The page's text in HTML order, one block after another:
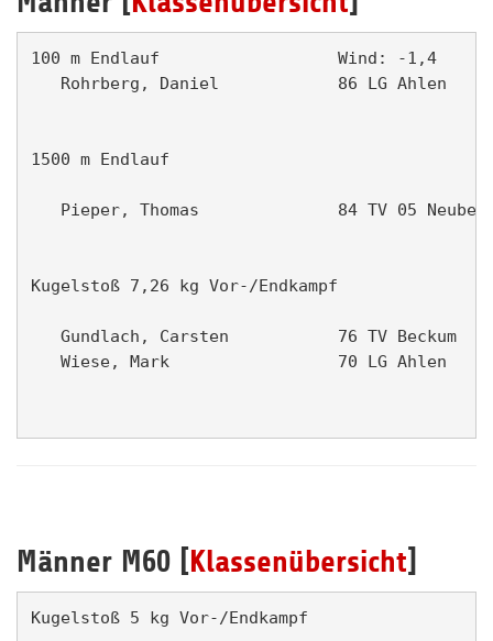
100 m Endlauf                  Wind: -1,4
Rohrberg, Daniel            86 LG Ahlen
1500 m Endlauf
Pieper, Thomas              84 TV 05
Kugelstoß 7,26 kg Vor-/Endkampf
Gundlach, Carsten           76 TV Beckum
Wiese, Mark                 70 LG Ahlen
Männer M60 [Klassenübersicht]
Kugelstoß 5 kg Vor-/Endkampf